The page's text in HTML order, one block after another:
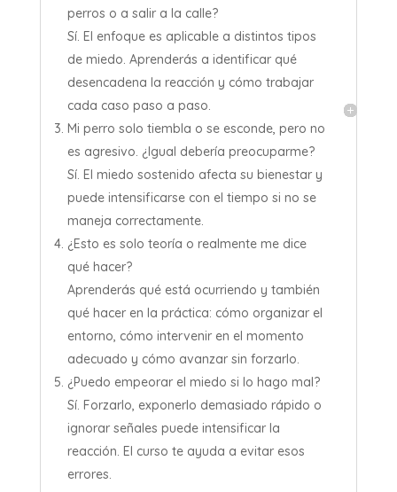
perros o a salir a la calle?
Sí. El enfoque es aplicable a distintos tipos
de miedo. Aprenderás a identificar qué
desencadena la reacción y cómo trabajar
cada caso paso a paso.
Mi perro solo tiembla o se esconde, pero no
es agresivo. ¿Igual debería preocuparme?
Sí. El miedo sostenido afecta su bienestar y
puede intensificarse con el tiempo si no se
maneja correctamente.
¿Esto es solo teoría o realmente me dice
qué hacer?
Aprenderás qué está ocurriendo y también
qué hacer en la práctica: cómo organizar el
entorno, cómo intervenir en el momento
adecuado y cómo avanzar sin forzarlo.
¿Puedo empeorar el miedo si lo hago mal?
Sí. Forzarlo, exponerlo demasiado rápido o
ignorar señales puede intensificar la
reacción. El curso te ayuda a evitar esos
errores.